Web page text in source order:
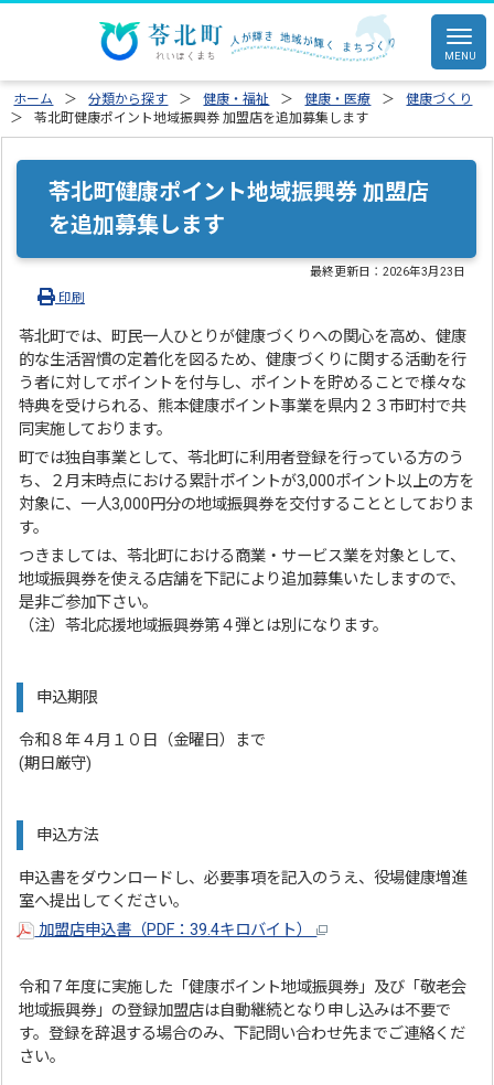
ホーム 分類から探す 健康・福祉 健康・医療
健康づくり
苓北町健康ポイント地域振興券 加盟店を追加募集します
苓北町健康ポイント地域振興券 加盟店
を追加募集します
最終更新日：2026年3月23日
印刷
苓北町では、町民一人ひとりが健康づくりへの関心を高め、健康
的な生活習慣の定着化を図るため、健康づくりに関する活動を行
う者に対してポイントを付与し、ポイントを貯めることで様々な
特典を受けられる、熊本健康ポイント事業を県内２３市町村で共
同実施しております。
町では独自事業として、苓北町に利用者登録を行っている方のう
ち、２月末時点における累計ポイントが3,000ポイント以上の方を
対象に、一人3,000円分の地域振興券を交付することとしておりま
す。
つきましては、苓北町における商業・サービス業を対象として、
地域振興券を使える店舗を下記により追加募集いたしますので、
是非ご参加下さい。
（注）苓北応援地域振興券第４弾とは別になります。
申込期限
令和８年４月１０日（金曜日）まで
(期日厳守)
申込方法
申込書をダウンロードし、必要事項を記入のうえ、役場健康増進
室へ提出してください。
加盟店申込書（PDF：39.4キロバイト）
令和７年度に実施した「健康ポイント地域振興券」及び「敬老会
地域振興券」の登録加盟店は自動継続となり申し込みは不要で
す。登録を辞退する場合のみ、下記問い合わせ先までご連絡くだ
さい。